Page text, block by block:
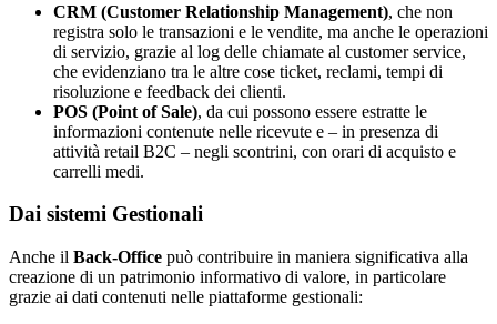
CRM (Customer Relationship Management), che non
registra solo le transazioni e le vendite, ma anche le operazioni
di servizio, grazie al log delle chiamate al customer service,
che evidenziano tra le altre cose ticket, reclami, tempi di
risoluzione e feedback dei clienti.
POS (Point of Sale), da cui possono essere estratte le
informazioni contenute nelle ricevute e – in presenza di
attività retail B2C – negli scontrini, con orari di acquisto e
carrelli medi.
Dai sistemi Gestionali
Anche il Back-Office può contribuire in maniera significativa alla
creazione di un patrimonio informativo di valore, in particolare
grazie ai dati contenuti nelle piattaforme gestionali: